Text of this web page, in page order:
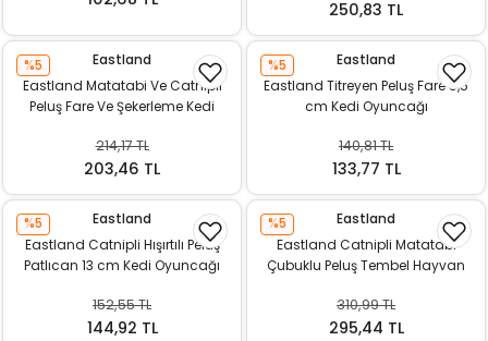
250,83 TL
%5
Eastland
Eastland Matatabi Ve Catnipli
Peluş Fare Ve Şekerleme Kedi
214,17 TL
203,46 TL
%5
Eastland
Eastland Titreyen Peluş Fare 5,5
cm Kedi Oyuncağı
140,81 TL
133,77 TL
%5
Eastland
Eastland Catnipli Hışırtılı Peluş
Patlıcan 13 cm Kedi Oyuncağı
152,55 TL
144,92 TL
%5
Eastland
Eastland Catnipli Matatabi
Çubuklu Peluş Tembel Hayvan
310,99 TL
295,44 TL